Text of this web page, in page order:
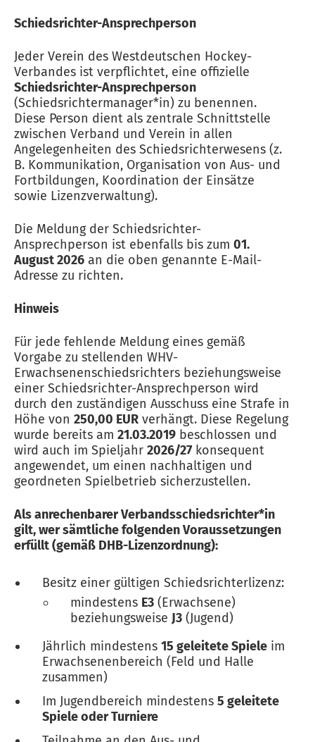
Schiedsrichter-Ansprechperson
Jeder Verein des Westdeutschen Hockey-
Verbandes ist verpflichtet, eine offizielle
Schiedsrichter-Ansprechperson
(Schiedsrichtermanager*in) zu benennen.
Diese Person dient als zentrale Schnittstelle
zwischen Verband und Verein in allen
Angelegenheiten des Schiedsrichterwesens (z.
B. Kommunikation, Organisation von Aus- und
Fortbildungen, Koordination der Einsätze
sowie Lizenzverwaltung).
Die Meldung der Schiedsrichter-
Ansprechperson ist ebenfalls bis zum 01.
August 2026 an die oben genannte E-Mail-
Adresse zu richten.
Hinweis
Für jede fehlende Meldung eines gemäß
Vorgabe zu stellenden WHV-
Erwachsenenschiedsrichters beziehungsweise
einer Schiedsrichter-Ansprechperson wird
durch den zuständigen Ausschuss eine Strafe in
Höhe von 250,00 EUR verhängt. Diese Regelung
wurde bereits am 21.03.2019 beschlossen und
wird auch im Spieljahr 2026/27 konsequent
angewendet, um einen nachhaltigen und
geordneten Spielbetrieb sicherzustellen.
Als anrechenbarer Verbandsschiedsrichter*in
gilt, wer sämtliche folgenden Voraussetzungen
erfüllt (gemäß DHB-Lizenzordnung):
Besitz einer gültigen Schiedsrichterlizenz:
mindestens E3 (Erwachsene)
beziehungsweise J3 (Jugend)
Jährlich mindestens 15 geleitete Spiele im
Erwachsenenbereich (Feld und Halle
zusammen)
Im Jugendbereich mindestens 5 geleitete
Spiele oder Turniere